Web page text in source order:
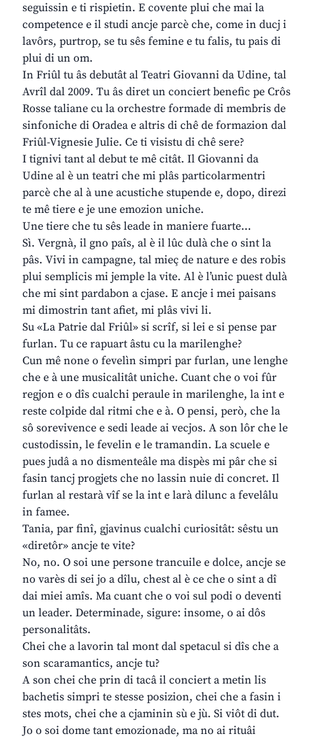
seguissin e ti rispietin. E covente plui che mai la
competence e il studi ancje parcè che, come in ducj i
lavôrs, purtrop, se tu sês femine e tu falis, tu pais di
plui di un om.
In Friûl tu âs debutât al Teatri Giovanni da Udine, tal
Avrîl dal 2009. Tu âs diret un conciert benefic pe Crôs
Rosse taliane cu la orchestre formade di membris de
sinfoniche di Oradea e altris di chê de formazion dal
Friûl-Vignesie Julie. Ce ti visistu di chê sere?
I tignivi tant al debut te mê citât. Il Giovanni da
Udine al è un teatri che mi plâs particolarmentri
parcè che al à une acustiche stupende e, dopo, direzi
te mê tiere e je une emozion uniche.
Une tiere che tu sês leade in maniere fuarte…
Sì. Vergnà, il gno paîs, al è il lûc dulà che o sint la
pâs. Vivi in campagne, tal mieç de nature e des robis
plui semplicis mi jemple la vite. Al è l’unic puest dulà
che mi sint pardabon a cjase. E ancje i mei paisans
mi dimostrin tant afiet, mi plâs vivi li.
Su «La Patrie dal Friûl» si scrîf, si lei e si pense par
furlan. Tu ce rapuart âstu cu la marilenghe?
Cun mê none o fevelìn simpri par furlan, une lenghe
che e à une musicalitât uniche. Cuant che o voi fûr
regjon e o dîs cualchi peraule in marilenghe, la int e
reste colpide dal ritmi che e à. O pensi, però, che la
sô sorevivence e sedi leade ai vecjos. A son lôr che le
custodissin, le fevelin e le tramandin. La scuele e
pues judâ a no dismenteâle ma dispès mi pâr che si
fasin tancj progjets che no lassin nuie di concret. Il
furlan al restarà vîf se la int e larà dilunc a fevelâlu
in famee.
Tania, par finî, gjavinus cualchi curiositât: sêstu un
«diretôr» ancje te vite?
No, no. O soi une persone trancuile e dolce, ancje se
no varès di sei jo a dîlu, chest al è ce che o sint a dî
dai miei amîs. Ma cuant che o voi sul podi o deventi
un leader. Determinade, sigure: insome, o ai dôs
personalitâts.
Chei che a lavorin tal mont dal spetacul si dîs che a
son scaramantics, ancje tu?
A son chei che prin di tacâ il conciert a metin lis
bachetis simpri te stesse posizion, chei che a fasin i
stes mots, chei che a cjaminin sù e jù. Si viôt di dut.
Jo o soi dome tant emozionade, ma no ai rituâi